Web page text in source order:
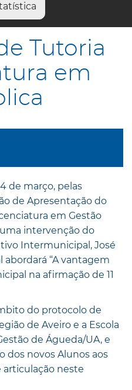
em Gestão Pública
Tutoria
em
de março, pelas
de Apresentação do
em Gestão
intervenção do
Intermunicipal, José
abordará “A vantagem
na afirmação de 11
do protocolo de
de Aveiro e a Escola
de Águeda/UA, e
dos novos Alunos aos
articulação neste